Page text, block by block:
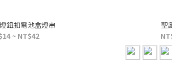
鈕扣電池盒燈串
~ NT$42
聖